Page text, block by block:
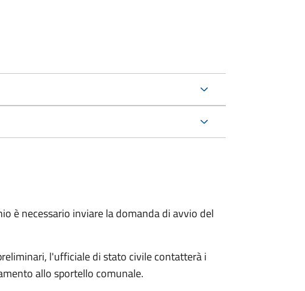
è necessario inviare la domanda di avvio del
l'ufficiale di stato civile contatterà i
allo sportello comunale.